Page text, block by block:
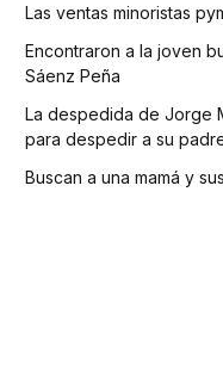
Las ventas minoristas
Encontraron a la joven
Sáenz Peña
La despedida de Jorge
para despedir a su
Buscan a una mamá y